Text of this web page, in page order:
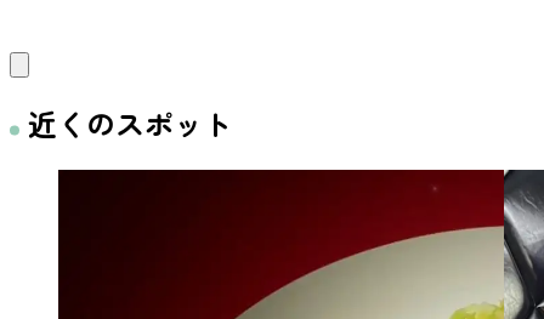
近くのスポット